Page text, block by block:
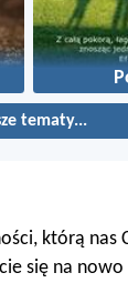
tematy...
którą nas
się na